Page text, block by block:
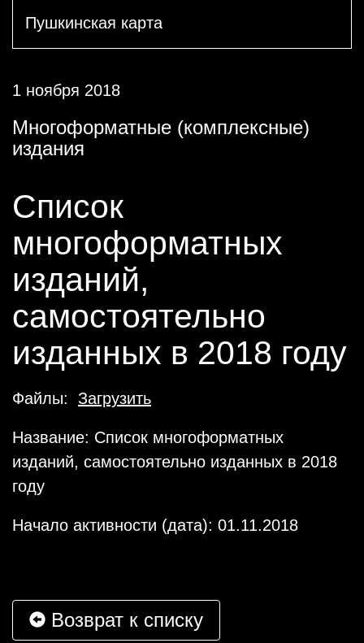
Пушкинская карта
1 ноября 2018
Многоформатные (комплексные)
издания
Список
многоформатных
изданий,
самостоятельно
изданных в 2018 году
Файлы: Загрузить
Название: Список многоформатных
изданий, самостоятельно изданных в 2018
году
Начало активности (дата): 01.11.2018
Возврат к списку